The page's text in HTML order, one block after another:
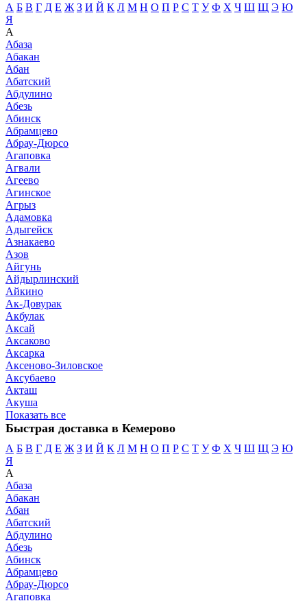
А Б В Г Д Е Ж З И Й К Л М Н О П Р С Т У Ф Х Ч Ш Щ Э Ю
Я
А
Абаза
Абакан
Абан
Абатский
Абдулино
Абезь
Абинск
Абрамцево
Абрау-Дюрсо
Агаповка
Агвали
Агеево
Агинское
Агрыз
Адамовка
Адыгейск
Азнакаево
Азов
Айгунь
Айдырлинский
Айкино
Ак-Довурак
Акбулак
Аксай
Аксаково
Аксарка
Аксеново-Зиловское
Аксубаево
Акташ
Акуша
Показать все
Быстрая доставка в Кемерово
А Б В Г Д Е Ж З И Й К Л М Н О П Р С Т У Ф Х Ч Ш Щ Э Ю
Я
А
Абаза
Абакан
Абан
Абатский
Абдулино
Абезь
Абинск
Абрамцево
Абрау-Дюрсо
Агаповка